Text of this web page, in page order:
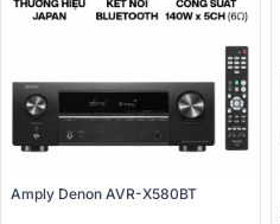
Amply Denon AVR-X580BT